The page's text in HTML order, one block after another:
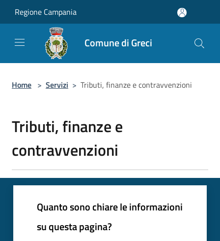
Regione Campania
Comune di Greci
Home > Servizi > Tributi, finanze e contravvenzioni
Tributi, finanze e
contravvenzioni
Quanto sono chiare le informazioni
su questa pagina?